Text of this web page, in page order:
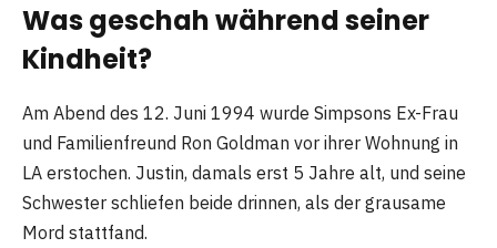
Was geschah während seiner
Kindheit?
Am Abend des 12. Juni 1994 wurde Simpsons Ex-Frau
und Familienfreund Ron Goldman vor ihrer Wohnung in
LA erstochen. Justin, damals erst 5 Jahre alt, und seine
Schwester schliefen beide drinnen, als der grausame
Mord stattfand.